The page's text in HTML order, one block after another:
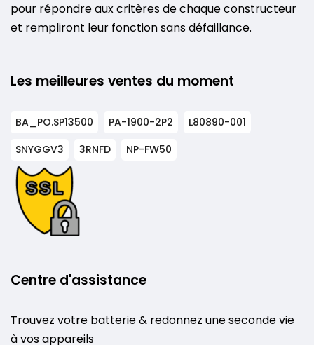
pour répondre aux critères de chaque constructeur
et rempliront leur fonction sans défaillance.
Les meilleures ventes du moment
BA_PO.SP13500 PA-1900-2P2
L80890-001
SNYGGV3
3RNFD NP-FW50
Centre d'assistance
Trouvez votre batterie & redonnez une seconde vie
à vos appareils